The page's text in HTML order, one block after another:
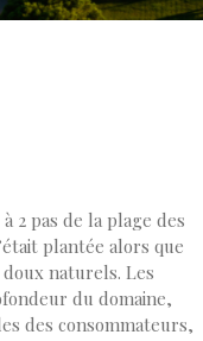
2 pas de la plage des
plantée alors que
naturels. Les
du domaine,
des consommateurs,